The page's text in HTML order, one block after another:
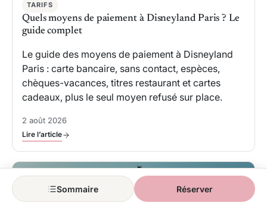
TARIFS
Quels moyens de paiement à Disneyland Paris ? Le
guide complet
Le guide des moyens de paiement à Disneyland
Paris : carte bancaire, sans contact, espèces,
chèques-vacances, titres restaurant et cartes
cadeaux, plus le seul moyen refusé sur place.
2 août 2026
Lire l’article
Sommaire Réserver